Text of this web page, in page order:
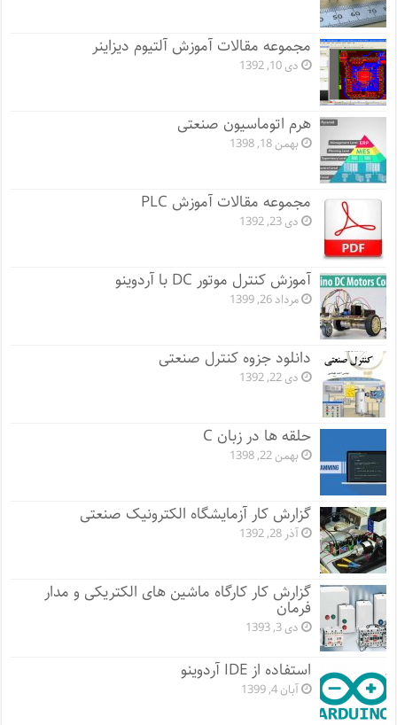
مجموعه مقالات آموزش آلتیوم دیزاینر
دی 10, 1392
هرم اتوماسیون صنعتی
بهمن 18, 1398
مجموعه مقالات آموزش PLC
دی 23, 1392
آموزش کنترل موتور DC با آردوینو
مرداد 26, 1399
دانلود جزوه کنترل صنعتی
دی 22, 1392
حلقه ها در زبان C
بهمن 22, 1398
گزارش کار آزمایشگاه الکترونیک صنعتی
آذر 28, 1392
گزارش کار کارگاه ماشین های الکتریکی و مدار
فرمان
دی 3, 1393
استفاده از IDE آردوینو
آبان 4, 1399